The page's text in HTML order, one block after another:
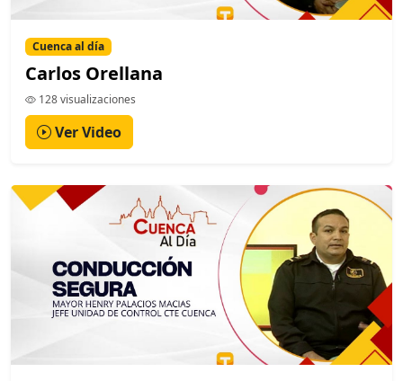
Cuenca al día
Carlos Orellana
128 visualizaciones
Ver Video